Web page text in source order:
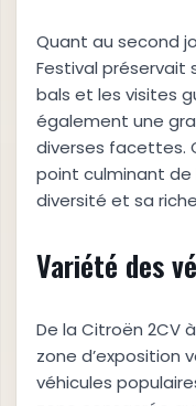
Quant au second
Festival
bals et les visites
également une
diverses facettes.
point culminant
diversité et sa
Variété des
De la Citroën 2CV
zone d’exposition
véhicules